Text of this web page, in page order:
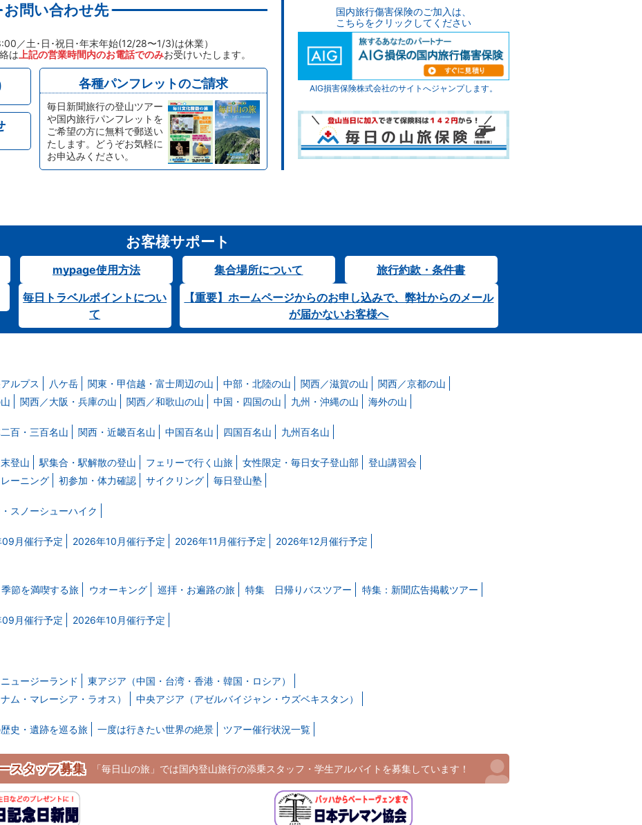
お問い合わせ先
／土･日･祝日･年末年始(12/28〜1/3)は休業）
は 上記の営業時間内のお電話でのみお受けいたします。
各種パンフレットのご請求
毎日新聞旅行の登山ツアー
や国内旅行パンフレットを
ご希望の方に無料で郵送い
たします。どうぞお気軽に
お申込みください。
国内旅行傷害保険のご加入は、
こちらをクリックしてください
AIG損害保険株式会社のサイトへジャンプします。
お客様サポート
mypage使用方法 集合場所について
旅行約款・条件書
毎日トラベルポイントについ
て
【重要】ホームページからのお申し込みで、弊社からのメール
が届かないお客様へ
ルプス 八ケ岳 関東・甲信越・富士周辺の山 中部・北陸の山 関西／滋賀の山
関西／京都の山
関西／大阪・兵庫の山 関西／和歌山の山 中国・四国の山 九州・沖縄の山 海外の山
百・三百名山 関西・近畿百名山 中国百名山 四国百名山 九州百名山
登山 駅集合・駅解散の登山 フェリーで行く山旅 女性限定・毎日女子登山部
登山講習会
ーニング 初参加・体力確認 サイクリング 毎日登山塾
スノーシューハイク
月催行予定 2026年10月催行予定 2026年11月催行予定 2026年12月催行予定
季節を満喫する旅 ウオーキング 巡拝・お遍路の旅 特集 日帰りバスツアー 特集：新聞広告掲載ツアー
月催行予定 2026年10月催行予定
ュージーランド
東アジア（中国・台湾・香港・韓国・ロシア）
ム・マレーシア・ラオス）
中央アジア（アゼルバイジャン・ウズベキスタン）
史・遺跡を巡る旅 一度は行きたい世界の絶景 ツアー催行状況一覧
スタッフ募集 「毎日山の旅」では国内登山旅行の添乗スタッフ・学生アルバイトを募集しています！